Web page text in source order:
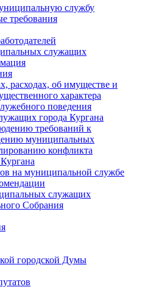
службу
требования
служащих
расходах, об имуществе и
характера
поведения
города Кургана
требований к
муниципальных
конфликта
на муниципальной службе
служащих
Cобрания
городской Думы